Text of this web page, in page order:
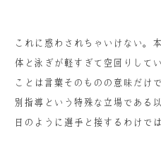
これに惑わされちゃいけない。
体と泳ぎが軽すぎて空回りして
ことは言葉そのものの意味だけ
別指導という特殊な立場である
日のように選手と接するわけでは